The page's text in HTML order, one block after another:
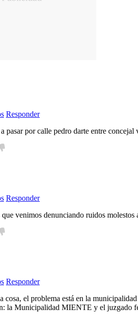
Responder
pasar por calle pedro darte entre
Responder
que venimos denunciando ruidos
Responder
cosa, el problema está en la
la Municipalidad MIENTE y el